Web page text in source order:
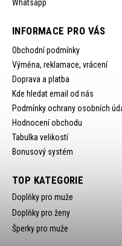
Whatsapp
INFORMACE PRO VÁS
Obchodní podmínky
Výměna, reklamace, vrácení
Doprava a platba
Kde hledat email od nás
Podmínky ochrany osobních
Hodnocení obchodu
Tabulka velikostí
Bonusový systém
TOP KATEGORIE
Doplňky pro muže
Doplňky pro ženy
Šperky pro muže